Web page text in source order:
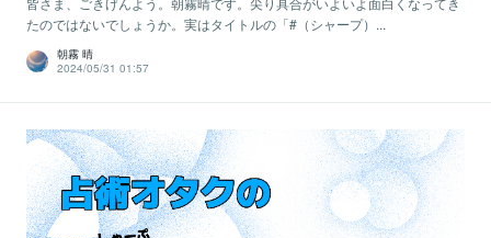
たのではないでしょうか。実はタイトルの「#（シャープ）...
朝霧 晴
2024/05/31 01:57